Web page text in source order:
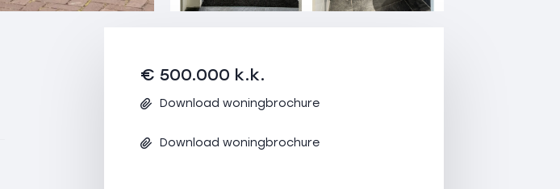
€ 500.000 k.k.
Download woningbrochure
Download woningbrochure